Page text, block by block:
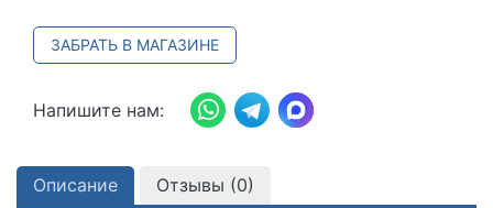
ЗАБРАТЬ В МАГАЗИНЕ
Напишите нам:
Описание Отзывы (0)